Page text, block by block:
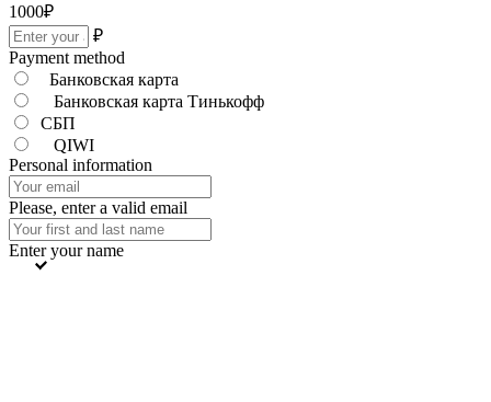
1000₽
₽
Payment method
Банковская карта
Банковская карта Тинькофф
СБП
QIWI
Personal information
Please, enter a valid email
Enter your name